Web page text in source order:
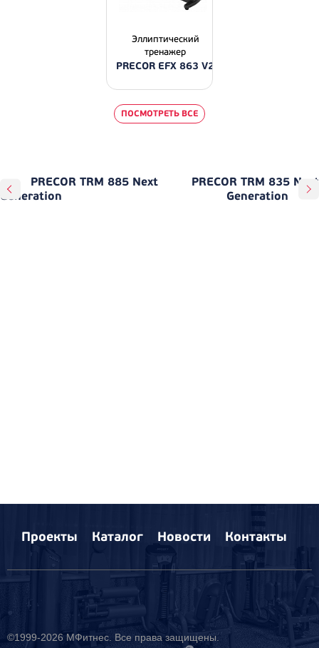
Эллиптический
тренажер
PRECOR EFX 863 V2
ПОСМОТРЕТЬ ВСЕ
PRECOR TRM 885 Next
Generation
PRECOR TRM 835 Next
Generation
Проекты Каталог Новости Контакты
©1999-2026 МФитнес. Все права защищены.